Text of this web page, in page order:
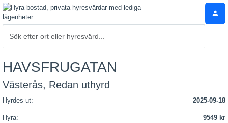
HAVSFRUGATAN
Västerås, Redan uthyrd
Hyrdes ut: 2025-09-18
Hyra: 9549 kr